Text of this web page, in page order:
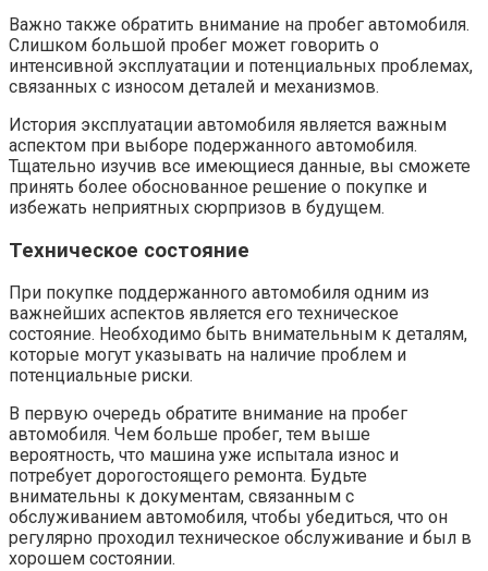
Важно также обратить внимание на пробег автомобиля.
Слишком большой пробег может говорить о
интенсивной эксплуатации и потенциальных проблемах,
связанных с износом деталей и механизмов.
История эксплуатации автомобиля является важным
аспектом при выборе подержанного автомобиля.
Тщательно изучив все имеющиеся данные, вы сможете
принять более обоснованное решение о покупке и
избежать неприятных сюрпризов в будущем.
Техническое состояние
При покупке поддержанного автомобиля одним из
важнейших аспектов является его техническое
состояние. Необходимо быть внимательным к деталям,
которые могут указывать на наличие проблем и
потенциальные риски.
В первую очередь обратите внимание на пробег
автомобиля. Чем больше пробег, тем выше
вероятность, что машина уже испытала износ и
потребует дорогостоящего ремонта. Будьте
внимательны к документам, связанным с
обслуживанием автомобиля, чтобы убедиться, что он
регулярно проходил техническое обслуживание и был в
хорошем состоянии.